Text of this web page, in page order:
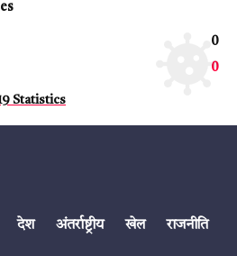
0
0
Statistics
देश अंतर्राष्ट्रीय खेल
राजनीति